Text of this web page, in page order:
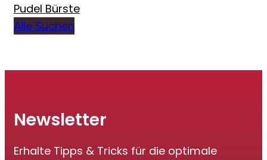
Pudel Bürste
Alle Suchen
Newsletter
Erhalte Tipps & Tricks für die optimale